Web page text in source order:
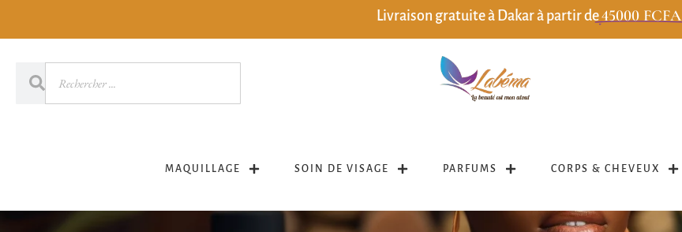
Livraison gratuite à Dakar à partir de45000 FCFA
MAQUILLAGE SOIN DE VISAGE PARFUMS CORPS & CHEVEUX